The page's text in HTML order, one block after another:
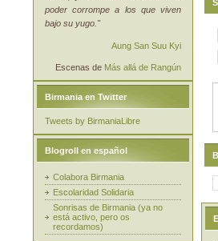
poder corrompe a los que viven
bajo su yugo."
Aung San Suu Kyi
Escenas de Más allá de Rangún
Birmania en Twitter
Tweets by BirmaniaLibre
Blogroll en español
Colabora Birmania
Escolaridad Solidaria
Sonrisas de Birmania (ya no
está activo, pero os
recordamos)